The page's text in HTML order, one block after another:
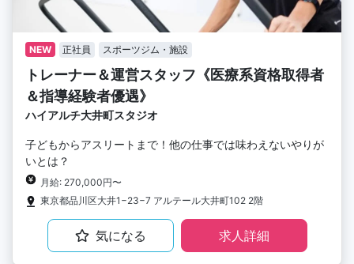
NEW 正社員 スポーツジム・施設
トレーナー＆運営スタッフ《医療系資格取得者
＆指導経験者優遇》
ハイアルチ大井町スタジオ
子どもからアスリートまで！他の仕事では味わえないやりが
いとは？
月給: 270,000円〜
東京都品川区大井1−23−7 アルテール大井町102 2階
気になる 求人詳細